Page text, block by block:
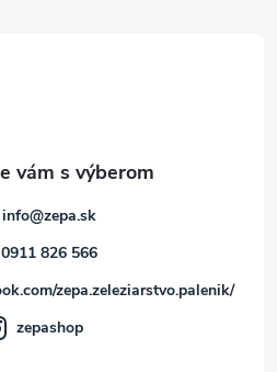
info@zepa.sk
0911 826 566
zepa.zeleziarstvo.palenik/
zepashop